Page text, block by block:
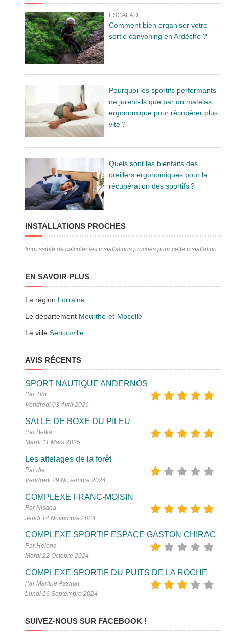
ESCALADE
Comment bien organiser votre
sortie canyoning en Ardèche ?
Pourquoi les sportifs performants
ne jurent-ils que par un matelas
ergonomique pour récupérer plus
vite ?
Quels sont les bienfaits des
oreillers ergonomiques pour la
récupération des sportifs ?
INSTALLATIONS PROCHES
Impossible de calculer les installations proches pour cette installation.
EN SAVOIR PLUS
La région Lorraine
Le département Meurthe-et-Moselle
La villeSerrouville
AVIS RÉCENTS
SPORT NAUTIQUE ANDERNOS
Par Tim
Vendredi 03 Avril 2026
SALLE DE BOXE DU PILEU
Par Belka
Mardi 11 Mars 2025
Les attelages de la forêt
Par dje
Vendredi 29 Novembre 2024
COMPLEXE FRANC-MOISIN
Par Nisana
Jeudi 14 Novembre 2024
COMPLEXE SPORTIF ESPACE GASTON CHIRAC
Par Helena
Mardi 22 Octobre 2024
COMPLEXE SPORTIF DU PUITS DE LA ROCHE
Par Martine Assmat
Lundi 16 Septembre 2024
SUIVEZ-NOUS SUR FACEBOOK !